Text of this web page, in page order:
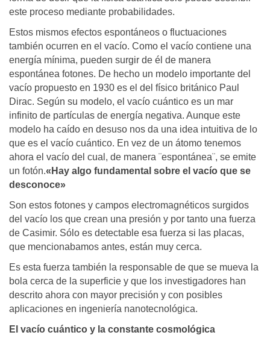
este proceso mediante probabilidades.
Estos mismos efectos espontáneos o fluctuaciones
también ocurren en el vacío. Como el vacío contiene una
energía mínima, pueden surgir de él de manera
espontánea fotones. De hecho un modelo importante del
vacío propuesto en 1930 es el del físico británico Paul
Dirac. Según su modelo, el vacío cuántico es un mar
infinito de partículas de energía negativa. Aunque este
modelo ha caído en desuso nos da una idea intuitiva de lo
que es el vacío cuántico. En vez de un átomo tenemos
ahora el vacío del cual, de manera ¨espontánea¨, se emite
un fotón.«Hay algo fundamental sobre el vacío que se
desconoce»
Son estos fotones y campos electromagnéticos surgidos
del vacío los que crean una presión y por tanto una fuerza
de Casimir. Sólo es detectable esa fuerza si las placas,
que mencionabamos antes, están muy cerca.
Es esta fuerza también la responsable de que se mueva la
bola cerca de la superficie y que los investigadores han
descrito ahora con mayor precisión y con posibles
aplicaciones en ingeniería nanotecnológica.
El vacío cuántico y la constante cosmológica